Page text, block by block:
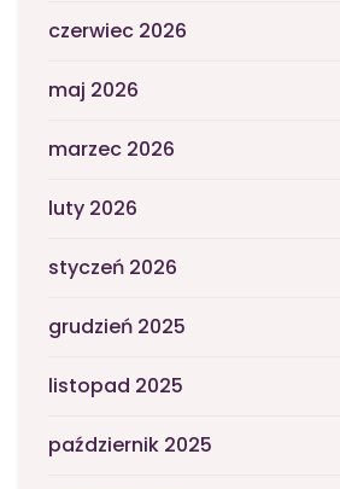
czerwiec 2026
maj 2026
marzec 2026
luty 2026
styczeń 2026
grudzień 2025
listopad 2025
październik 2025